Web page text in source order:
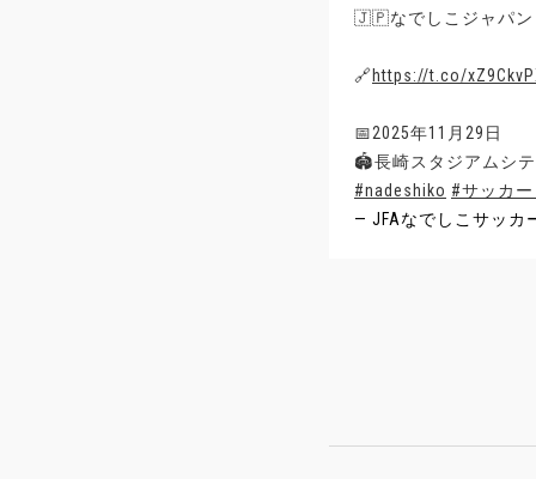
🇯🇵なでしこジャパ
🔗https://t.co/
📅2025年11月29日
🏟長崎スタジアムシ
#nadeshiko #サッカ
— JFAなでしこサッカ